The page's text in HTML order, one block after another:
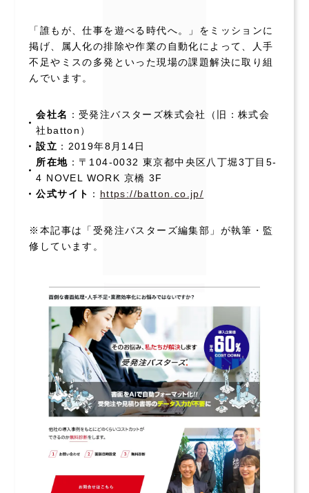
「誰もが、仕事を遊べる時代へ。」をミッションに
掲げ、属人化の排除や作業の自動化によって、人手
不足やミスの多発といった現場の課題解決に取り組
んでいます。
会社名 ：受発注バスターズ株式会社（旧：株式会
社batton）
設立 ：2019年8月14日
所在地 ：〒104-0032 東京都中央区八丁堀3丁目5-
4 NOVEL WORK 京橋 3F
公式サイト ： https://batton.co.jp/
※本記事は「受発注バスターズ編集部」が執筆・監
修しています。